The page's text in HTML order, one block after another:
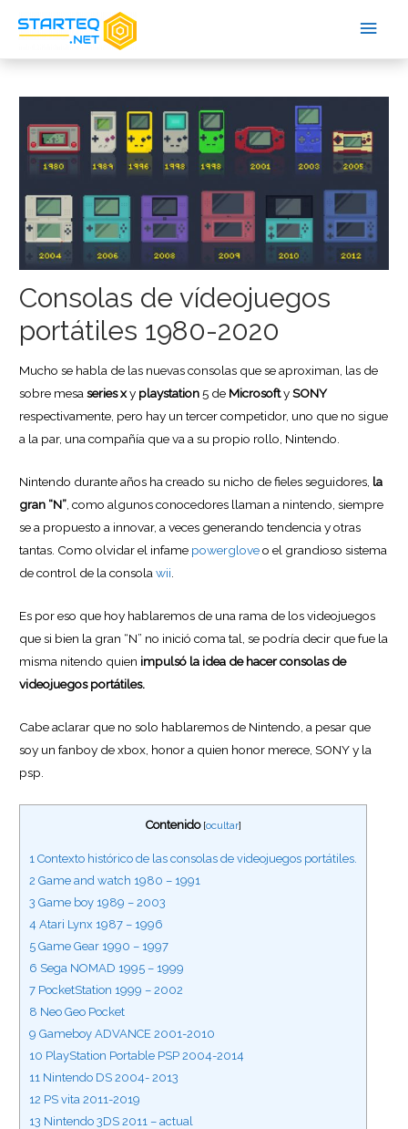
Consolas de vídeojuegos
portátiles 1980-2020
Mucho se habla de las nuevas consolas que se aproximan, las de
sobre mesaseries xy playstation5 de MicrosoftySONY
respectivamente, pero hay un tercer competidor, uno que no sigue
a la par, una compañía que va a su propio rollo, Nintendo.
Nintendo durante años ha creado su nicho de fieles seguidores, la
gran “N”, como algunos conocedores llaman a nintendo, siempre
se a propuesto a innovar, a veces generando tendencia y otras
tantas. Como olvidar el infame powergloveo el grandioso sistema
de control de la consolawii.
Es por eso que hoy hablaremos de una rama de los videojuegos
que si bien la gran “N” no inició coma tal, se podría decir que fue la
misma nitendo quien impulsó la idea de hacer consolas de
videojuegos portátiles.
Cabe aclarar que no solo hablaremos de Nintendo, a pesar que
soy un fanboy de xbox, honor a quien honor merece, SONY y la
psp.
Contenido [ocultar]
1 Contexto histórico de las consolas de videojuegos portátiles.
2 Game and watch 1980 – 1991
3 Game boy 1989 – 2003
4 Atari Lynx 1987 – 1996
5 Game Gear 1990 – 1997
6 Sega NOMAD 1995 – 1999
7 PocketStation 1999 – 2002
8 Neo Geo Pocket
9 Gameboy ADVANCE 2001-2010
10 PlayStation Portable PSP 2004-2014
11 Nintendo DS 2004- 2013
12 PS vita 2011-2019
13 Nintendo 3DS 2011 – actual